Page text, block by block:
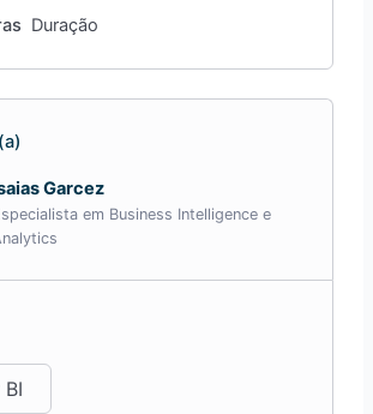
Duração
Garcez
em Business Intelligence e